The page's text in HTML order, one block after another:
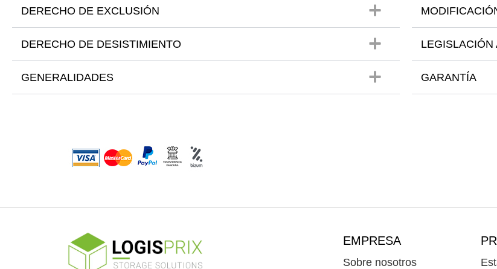
DERECHO DE EXCLUSIÓN
DERECHO DE DESISTIMIENTO
GENERALIDADES
LEGISLACIÓN
GARANTÍA
EMPRESA
Sobre nosotros